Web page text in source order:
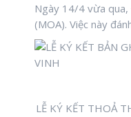
Ngày 14/4 vừa qua,
(MOA). Việc này
LỄ KÝ KẾT THOẢ